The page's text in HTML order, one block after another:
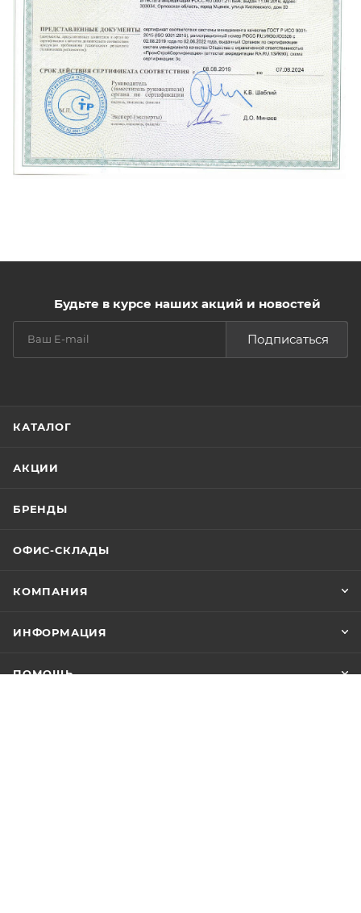
Будьте в курсе наших акций и новостей
Подписаться
КАТАЛОГ
АКЦИИ
БРЕНДЫ
ОФИС-СКЛАДЫ
КОМПАНИЯ
ИНФОРМАЦИЯ
ПОМОЩЬ